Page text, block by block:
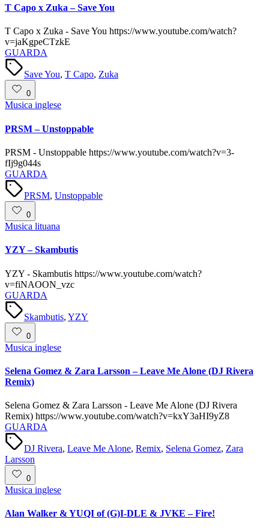
T Capo x Zuka – Save You
T Capo x Zuka - Save You https://www.youtube.com/watch?
v=jaKgpeCTzkE
GUARDA
Tags:
Save You, T Capo, Zuka
0
Posted
Musica inglese
PRSM – Unstoppable
PRSM - Unstoppable https://www.youtube.com/watch?v=3-
fIj9g044s
GUARDA
Tags:
PRSM, Unstoppable
0
Posted
Musica lituana
YZY – Skambutis
YZY - Skambutis https://www.youtube.com/watch?
v=fiNAOON_vzc
GUARDA
Tags:
Skambutis, YZY
0
Posted
Musica inglese
Selena Gomez & Zara Larsson – Leave Me Alone (DJ Rivera
Remix)
Selena Gomez & Zara Larsson - Leave Me Alone (DJ Rivera
Remix) https://www.youtube.com/watch?v=kxY3aHI9yZ8
GUARDA
Tags:
DJ Rivera, Leave Me Alone, Remix, Selena Gomez, Zara
Larsson
0
Posted
Musica inglese
Alan Walker & YUQI of (G)I-DLE & JVKE – Fire!